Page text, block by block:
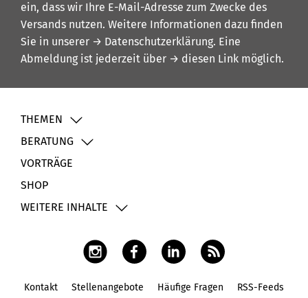
ein, dass wir Ihre E-Mail-Adresse zum Zwecke des
Versands nutzen. Weitere Informationen dazu finden
Sie in unserer → Datenschutzerklärung. Eine
Abmeldung ist jederzeit über → diesen Link möglich.
THEMEN
BERATUNG
VORTRÄGE
SHOP
WEITERE INHALTE
Kontakt Stellenangebote Häufige Fragen RSS-Feeds